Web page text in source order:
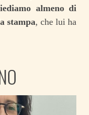
almeno di
stampa, che lui ha